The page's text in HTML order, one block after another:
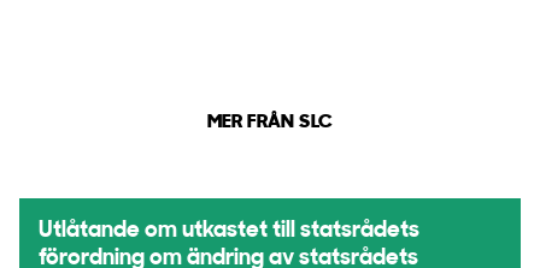
MER FRÅN SLC
Utlåtande om utkastet till statsrådets
förordning om ändring av statsrådets